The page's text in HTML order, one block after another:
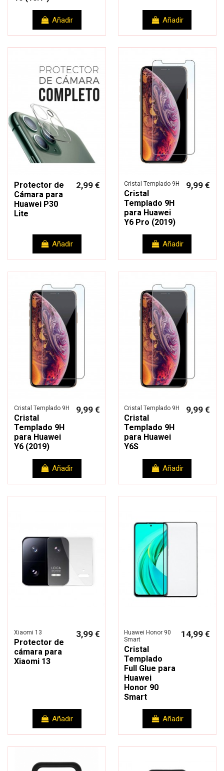
Añadir Añadir
Protector de
Cámara para
Huawei P30
Lite
2,99 €
Añadir
Cristal Templado 9H
Cristal
Templado 9H
para Huawei
Y6 Pro (2019)
9,99 €
Añadir
Cristal Templado 9H
Cristal
Templado 9H
para Huawei
Y6 (2019)
9,99 €
Añadir
Cristal Templado 9H
Cristal
Templado 9H
para Huawei
Y6S
9,99 €
Añadir
Xiaomi 13
Protector de
cámara para
Xiaomi 13
3,99 €
Añadir
Huawei Honor 90
Smart
Cristal
Templado
Full Glue para
Huawei
Honor 90
Smart
14,99 €
Añadir